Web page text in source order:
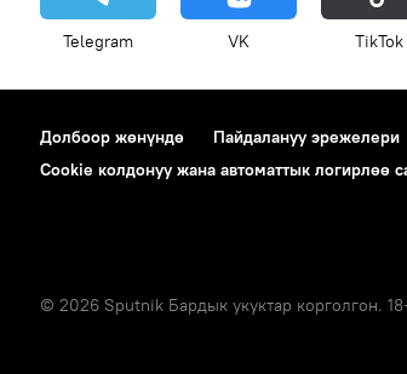
Telegram VK ТikТоk
Долбоор жөнүндө Пайдалануу эрежелери
Cookie колдонуу жана автоматтык логирлөө
© 2026 Sputnik Бардык укуктар корголгон.